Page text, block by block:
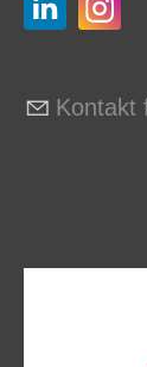
Kontakt